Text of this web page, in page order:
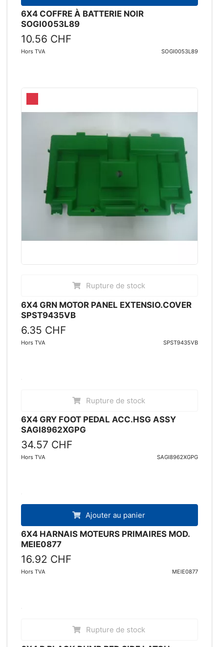
6X4 COFFRE À BATTERIE NOIR
SOGI0053L89
10.56 CHF
Hors TVA SOGI0053L89
Rupture de stock
6X4 GRN MOTOR PANEL EXTENSIO.COVER
SPST9435VB
6.35 CHF
Hors TVA SPST9435VB